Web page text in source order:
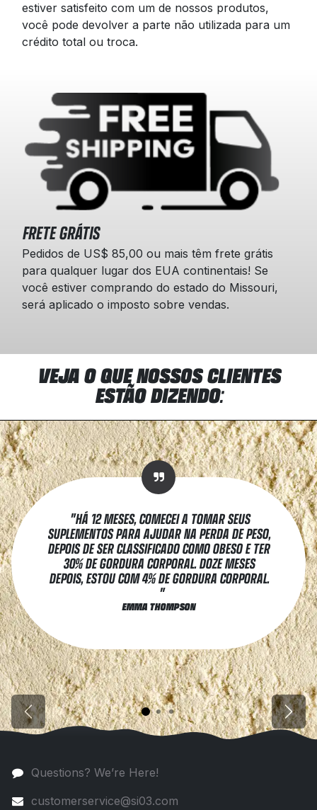
estiver satisfeito com um de nossos produtos,
você pode devolver a parte não utilizada para um
crédito total ou troca.
FRETE GRÁTIS
Pedidos de US$ 85,00 ou mais têm frete grátis
para qualquer lugar dos EUA continentais! Se
você estiver comprando do estado do Missouri,
será aplicado o imposto sobre vendas.
VEJA O QUE NOSSOS CLIENTES
ESTÃO DIZENDO:
"HÁ 12 MESES, COMECEI A TOMAR SEUS
SUPLEMENTOS PARA AJUDAR NA PERDA DE PESO,
DEPOIS DE SER CLASSIFICADO COMO OBESO E TER
30% DE GORDURA CORPORAL. DOZE MESES
DEPOIS, ESTOU COM 4% DE GORDURA CORPORAL.
"
EMMA THOMPSON
Previous Next
Questions? We’re Here!
customerservice@si03.com